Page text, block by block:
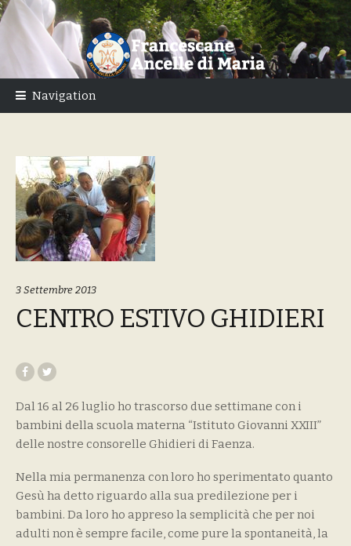
navigation
content
Navigation
3 Settembre 2013
CENTRO ESTIVO GHIDIERI
Dal 16 al 26 luglio ho trascorso due settimane con i
bambini della scuola materna “Istituto Giovanni XXIII”
delle nostre consorelle Ghidieri di Faenza.
Nella mia permanenza con loro ho sperimentato quanto
Gesù ha detto riguardo alla sua predilezione per i
bambini. Da loro ho appreso la semplicità che per noi
adulti non è sempre facile, come pure la spontaneità, la